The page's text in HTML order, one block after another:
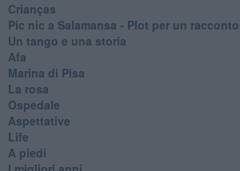
Crianças
Pic nic a Salamansa - Plot per un racconto
Un tango e una storia
Afa
Marina di Pisa
La rosa
Ospedale
Aspettative
Life
A piedi